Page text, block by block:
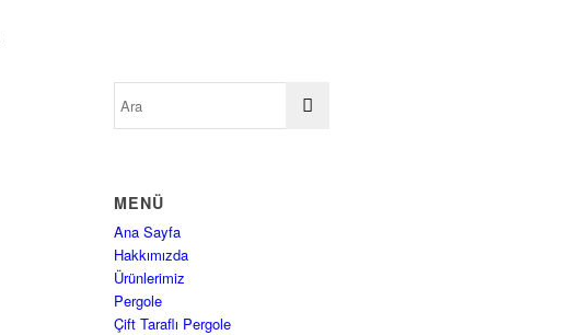
MENÜ
Ana Sayfa
Hakkımızda
Ürünlerimiz
Pergole
Çift Taraflı Pergole